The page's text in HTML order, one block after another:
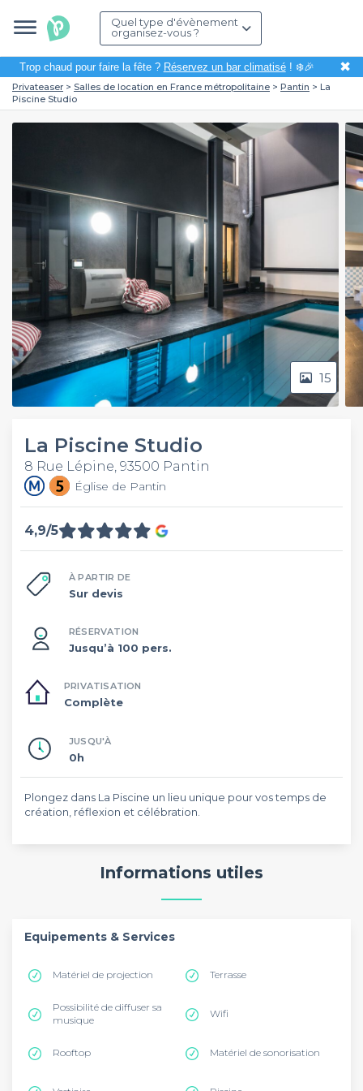
Quel type d'évènement
organisez-vous ?
Trop chaud pour faire la fête ? Réservez un bar climatisé! ❄️🎉 ✖
Privateaser Salles de location en France métropolitaine Pantin
La
Piscine Studio
15
La Piscine Studio
8 Rue Lépine, 93500 Pantin
Église de Pantin
4,9/5
À PARTIR DE
Sur devis
RÉSERVATION
Jusqu’à 100 pers.
PRIVATISATION
Complète
JUSQU'À
0h
Plongez dans La Piscine un lieu unique pour vos temps de
création, réflexion et célébration.
Informations utiles
Equipements & Services
Matériel de projection Terrasse
Possibilité de diffuser sa
musique
Wifi
Rooftop Matériel de sonorisation